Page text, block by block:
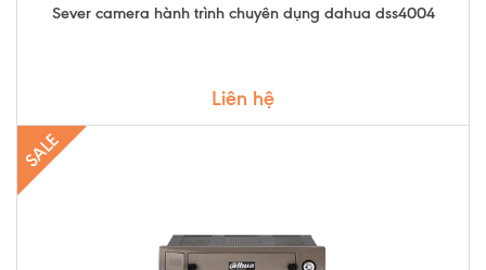
Sever camera hành trình chuyên dụng dahua dss4004
Liên hệ
SALE